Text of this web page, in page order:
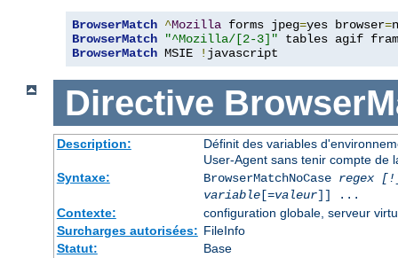
BrowserMatch ^Mozilla forms jpeg=yes browser=
BrowserMatch
"^Mozilla/[2-3]"
BrowserMatch MSIE ! javascript
Directive
Description:
Définit des variables
User-Agent sans tenir compte de
Syntaxe:
BrowserMatchNoCase regex
variable[=valeur]] ...
Contexte:
configuration globale, serveur
Surcharges autorisées: FileInfo
Statut:
Base